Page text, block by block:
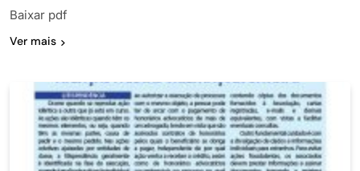
Baixar pdf
Ver mais